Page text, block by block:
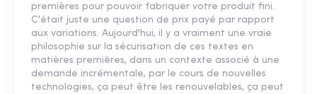
premières pour pouvoir fabriquer votre produit fini.
C'était juste une question de prix payé par rapport
aux variations. Aujourd'hui, il y a vraiment une vraie
philosophie sur la sécurisation de ces textes en
matières premières, dans un contexte associé à une
demande incrémentale, par le cours de nouvelles
technologies, ça peut être les renouvelables, ça peut